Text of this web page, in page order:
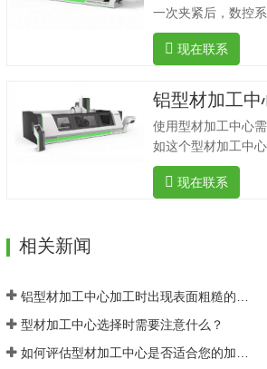
套方案。在智能化
备系统服务方面实
轴加工中心还具有
加工工艺。2.采用进
性能可以在重型切
可以一次完成.铣削
一次夹紧后，数控
同的工艺自动选择
床主轴速度、进给
孔、攻击螺纹、铣
可以集中、自动完
作误差，减少工件
间、工件周转、搬
了加工效率和加工
益。精密车削加工
动编程软件(CAD/
现在联系
铝型材加工中
使用型材加工中心
如这个型材加工中
要看用的电源能不
心购买后，应按相
期不使用而造成一
长期不使用，应对
维护，以避免长期
现在联系
相关新闻
型材加工中心选择时需要注意什么？